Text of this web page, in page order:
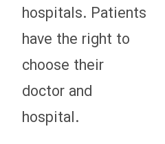
hospitals. Patients
have the right to
choose their
doctor and
hospital.